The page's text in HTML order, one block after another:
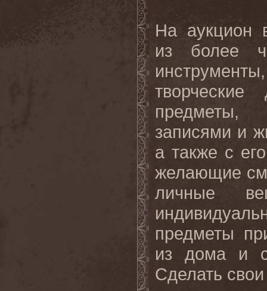
На аукцион
из более
инструменты
творческие
предметы
записями и
а также с его
желающие
личные
предметы
из дома и
Сделать свои